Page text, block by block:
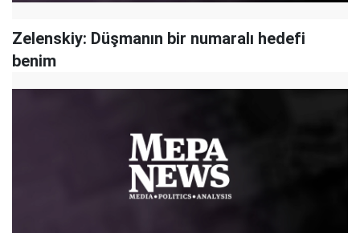
Zelenskiy: Düşmanın bir numaralı hedefi
benim